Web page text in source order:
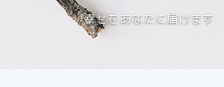
幸せをあなたに届けます